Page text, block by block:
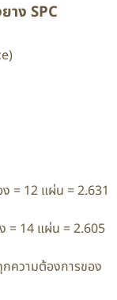
าง SPC
= 12 แผ่น = 2.631
= 14 แผ่น = 2.605
กความต้องการของ